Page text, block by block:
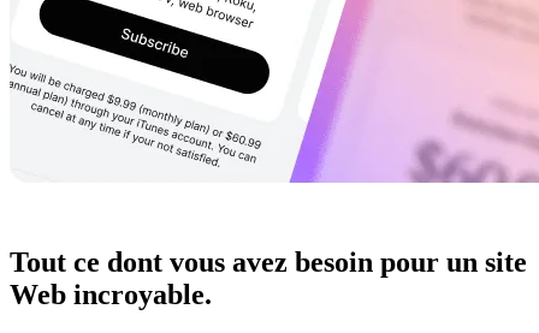
Tout ce dont vous avez besoin pour un site
Web incroyable.